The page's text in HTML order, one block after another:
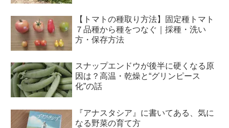
【トマトの種取り方法】固定種トマト
７品種から種をつなぐ｜採種・洗い
方・保存方法
スナップエンドウが後半に硬くなる原
因は？高温・乾燥と“グリンピース
化”の話
『アナスタシア』に書いてある、気に
なる野菜の育て方